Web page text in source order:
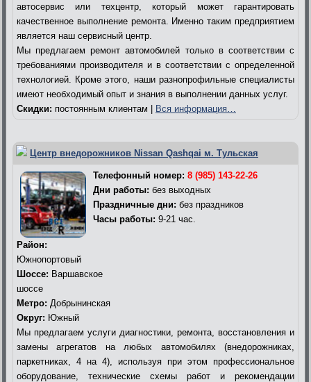
автосервис или техцентр, который может гарантировать
качественное выполнение ремонта. Именно таким предприятием
является наш сервисный центр.
Мы предлагаем ремонт автомобилей только в соответствии с
требованиями производителя и в соответствии с определенной
технологией. Кроме этого, наши разнопрофильные специалисты
имеют необходимый опыт и знания в выполнении данных услуг.
Скидки: постоянным клиентам | Вся информация…
Центр внедорожников Nissan Qashqai м. Тульская
Телефонный номер: 8 (985) 143-22-26
Дни работы: без выходных
Праздничные дни: без праздников
Часы работы: 9-21 час.
Район:
Южнопортовый
Шоссе: Варшавское
шоссе
Метро: Добрынинская
Округ: Южный
Мы предлагаем услуги диагностики, ремонта, восстановления и
замены агрегатов на любых автомобилях (внедорожниках,
паркетниках, 4 на 4), используя при этом профессиональное
оборудование, технические схемы работ и рекомендации